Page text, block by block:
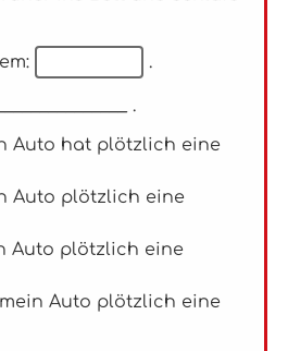
.
.
Auto hat plötzlich eine
Auto plötzlich eine
Auto plötzlich eine
Auto plötzlich eine